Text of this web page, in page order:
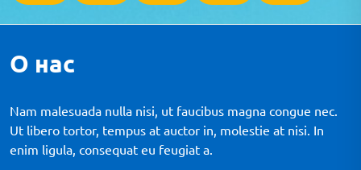
О нас
Nam malesuada nulla nisi, ut faucibus magna congue nec.
Ut libero tortor, tempus at auctor in, molestie at nisi. In
enim ligula, consequat eu feugiat a.